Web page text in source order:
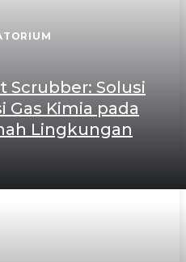
Scrubber: Solusi
Gas Kimia pada
Lingkungan